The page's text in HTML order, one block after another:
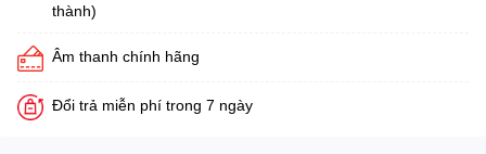
thành)
Âm thanh chính hãng
Đổi trả miễn phí trong 7 ngày